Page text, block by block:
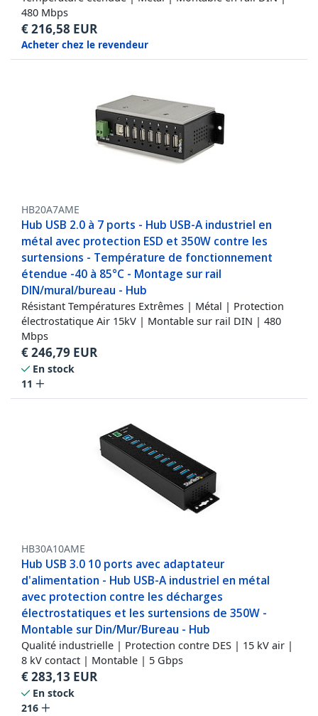
480 Mbps
€216,58 EUR
Acheter chez le revendeur
HB20A7AME
Hub USB 2.0 à 7 ports - Hub USB-A industriel en
métal avec protection ESD et 350W contre les
surtensions - Température de fonctionnement
étendue -40 à 85°C - Montage sur rail
DIN/mural/bureau - Hub
Résistant Températures Extrêmes | Métal | Protection
électrostatique Air 15kV | Montable sur rail DIN | 480
Mbps
€246,79 EUR
En stock
11
HB30A10AME
Hub USB 3.0 10 ports avec adaptateur
d'alimentation - Hub USB-A industriel en métal
avec protection contre les décharges
électrostatiques et les surtensions de 350W -
Montable sur Din/Mur/Bureau - Hub
Qualité industrielle | Protection contre DES | 15 kV air |
8 kV contact | Montable | 5 Gbps
€283,13 EUR
En stock
216